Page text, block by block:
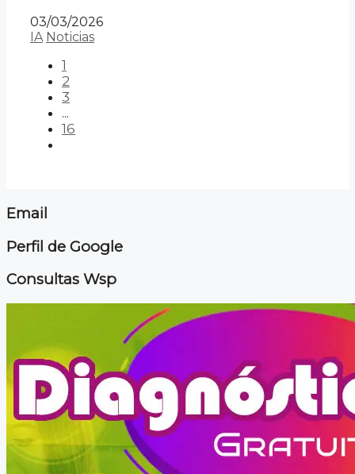
03/03/2026
IA Noticias
1
2
3
...
16
Email
Perfil de Google
Consultas Wsp